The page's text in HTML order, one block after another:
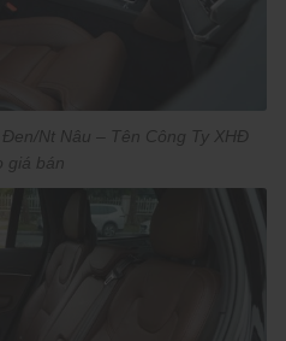
Nt Nâu – Tên Công Ty XHĐ
giá bán